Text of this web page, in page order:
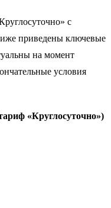
с
приведены ключевые
на момент
условия
«Круглосуточно»)